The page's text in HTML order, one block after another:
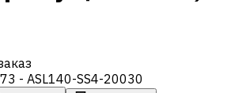
- ASL140-SS4-20030